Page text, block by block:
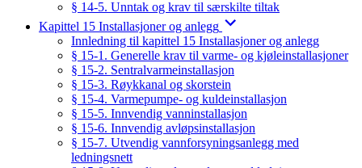
§ 14-5. Unntak og krav til særskilte tiltak
Kapittel 15 Installasjoner og anlegg
Innledning til kapittel 15 Installasjoner og anlegg
§ 15-1. Generelle krav til varme- og kjøleinstallasjoner
§ 15-2. Sentralvarmeinstallasjon
§ 15-3. Røykkanal og skorstein
§ 15-4. Varmepumpe- og kuldeinstallasjon
§ 15-5. Innvendig vanninstallasjon
§ 15-6. Innvendig avløpsinstallasjon
§ 15-7. Utvendig vannforsyningsanlegg med
ledningsnett